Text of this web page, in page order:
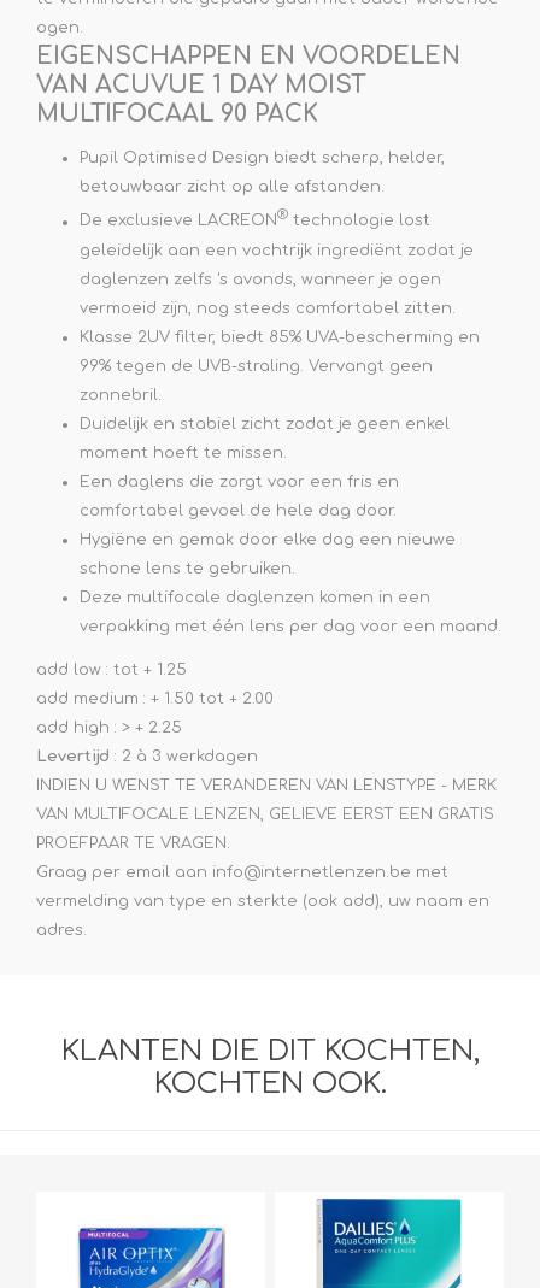
ogen.
EIGENSCHAPPEN EN VOORDELEN
VAN ACUVUE 1 DAY MOIST
MULTIFOCAAL 90 PACK
Pupil Optimised Design biedt scherp, helder,
betouwbaar zicht op alle afstanden.
De exclusieve LACREON® technologie lost
geleidelijk aan een vochtrijk ingrediënt zodat je
daglenzen zelfs 's avonds, wanneer je ogen
vermoeid zijn, nog steeds comfortabel zitten.
Klasse 2UV filter, biedt 85% UVA-bescherming en
99% tegen de UVB-straling. Vervangt geen
zonnebril.
Duidelijk en stabiel zicht zodat je geen enkel
moment hoeft te missen.
Een daglens die zorgt voor een fris en
comfortabel gevoel de hele dag door.
Hygiëne en gemak door elke dag een nieuwe
schone lens te gebruiken.
Deze multifocale daglenzen komen in een
verpakking met één lens per dag voor een maand.
add low : tot + 1.25
add medium : + 1.50 tot + 2.00
add high : > + 2.25
Levertijd : 2 à 3 werkdagen
INDIEN U WENST TE VERANDEREN VAN LENSTYPE - MERK
VAN MULTIFOCALE LENZEN, GELIEVE EERST EEN GRATIS
PROEFPAAR TE VRAGEN.
Graag per email aan info@internetlenzen.be met
vermelding van type en sterkte (ook add), uw naam en
adres.
KLANTEN DIE DIT KOCHTEN,
KOCHTEN OOK.